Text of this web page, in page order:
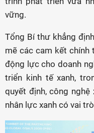
vững.
Tổng Bí thư khẳng
mẽ các cam kết chính
động lực cho doanh
triển kinh tế xanh,
quyết định, công
nhân lực xanh có vai